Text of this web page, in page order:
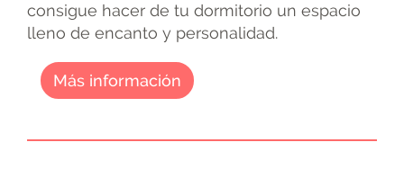
consigue hacer de tu dormitorio un espacio
lleno de encanto y personalidad.
Más información